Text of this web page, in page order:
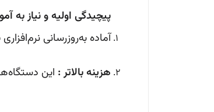
پیچیدگی اولیه و نیاز به
آماده به‌روزرسانی
هزینه بالاتر : این